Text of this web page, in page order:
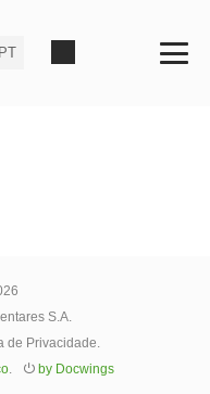
S.A.
de Privacidade.
. ⏻ by Docwings